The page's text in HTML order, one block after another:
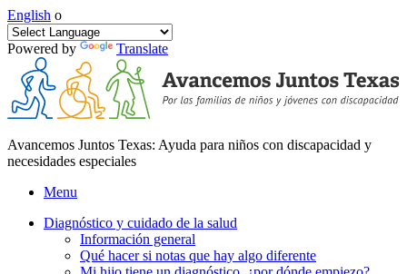
English o
Powered by Translate
Avancemos Juntos Texas: Ayuda para niños con discapacidad y
necesidades especiales
Menu
Diagnóstico y cuidado de la salud
Información general
Qué hacer si notas que hay algo diferente